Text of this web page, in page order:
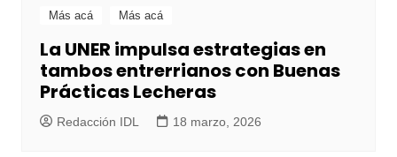
Más acá Más acá
La UNER impulsa estrategias en
tambos entrerrianos con Buenas
Prácticas Lecheras
Redacción IDL 18 marzo, 2026